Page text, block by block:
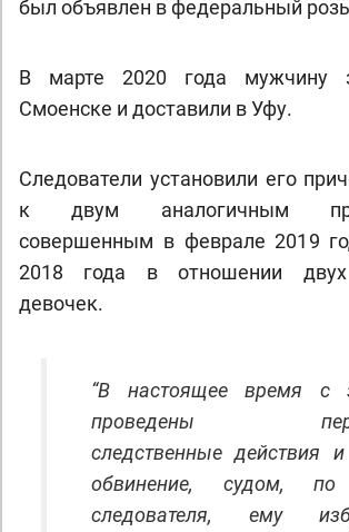
был объявлен в федеральный
В марте 2020 года мужчину
Смоенске и доставили в Уфу.
Следователи установили его
к двум аналогичным
совершенным в феврале 2019
2018 года в отношении двух
девочек.
“В настоящее время с
проведены
следственные действия
обвинение, судом, по
следователя, ему